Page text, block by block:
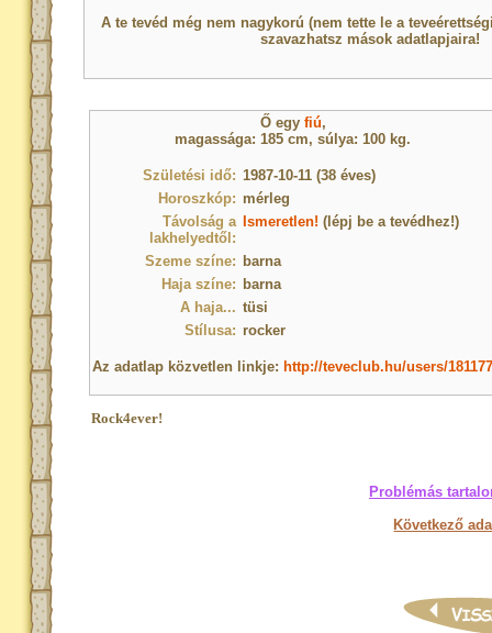
A te tevéd még nem nagykorú (nem tette le a
szavazhatsz mások adatlapjaira!
Ő egy fiú,
magassága: 185 cm, súlya: 100 kg.
Születési idő: 1987-10-11 (38 éves)
Horoszkóp: mérleg
Távolság a
lakhelyedtől:
Ismeretlen! (lépj be a tevédhez!)
Szeme színe: barna
Haja színe: barna
A haja... tüsi
Stílusa: rocker
Az adatlap közvetlen linkje: http://teveclub.hu/users/
Rock4ever!
Problémás
Következő